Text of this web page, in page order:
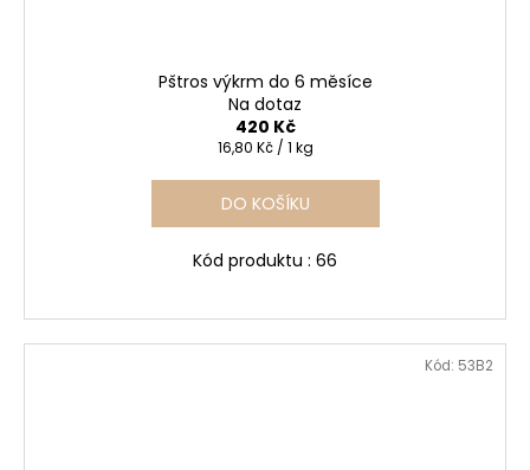
Pštros výkrm do 6 měsíce
Na dotaz
420 Kč
Měrná
16,80 Kč / 1 kg
DO KOŠÍKU
Kód produktu : 66
Kód: 53B2